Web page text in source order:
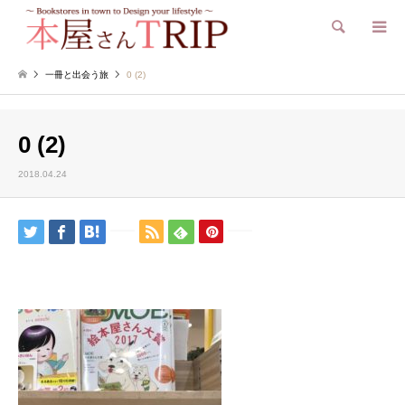
検索
一冊と出会う旅 0 (2)
0 (2)
2018.04.24